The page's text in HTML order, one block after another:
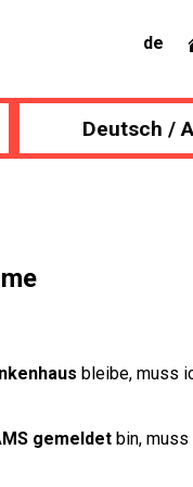
de
Deutsch /
bleibe, muss
gemeldet bin, muss